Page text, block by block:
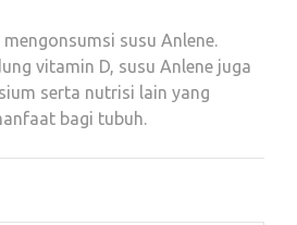
susu Anlene.
vitamin D, susu Anlene juga
serta nutrisi lain yang
bagi tubuh.